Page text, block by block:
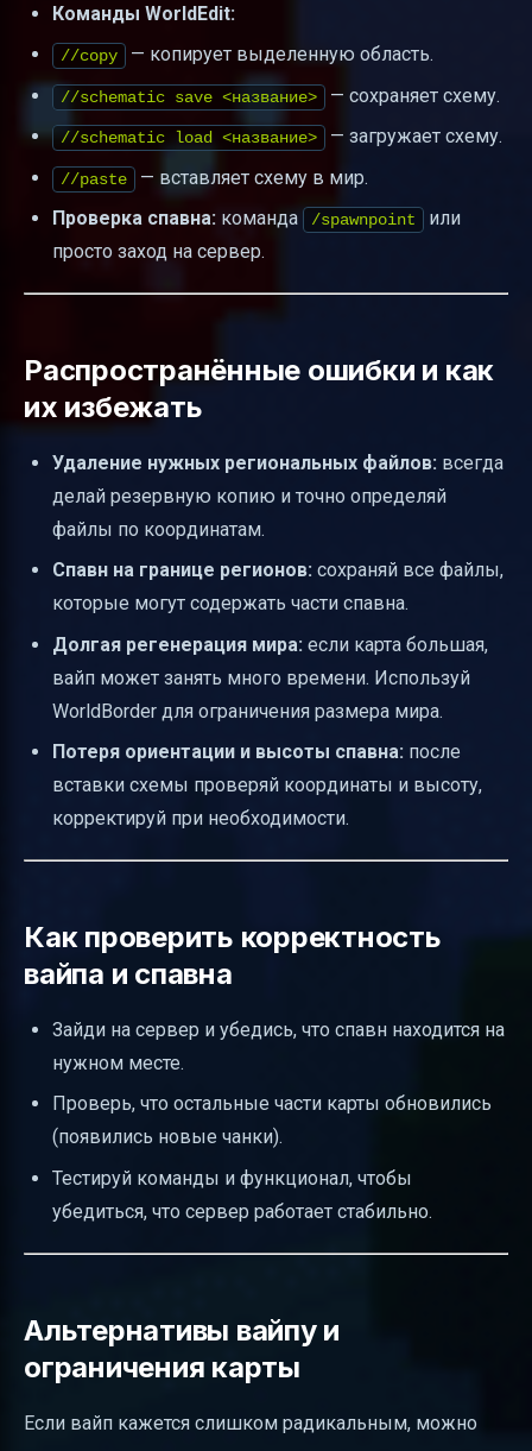
Команды WorldEdit:
//copy — копирует выделенную область.
//schematic save <название> — сохраняет схему.
//schematic load <название> — загружает схему.
//paste
— вставляет схему в мир.
Проверка спавна: команда /spawnpoint
или
просто заход на сервер.
Распространённые ошибки и как
их избежать
Удаление нужных региональных файлов: всегда
делай резервную копию и точно определяй
файлы по координатам.
Спавн на границе регионов: сохраняй все файлы,
которые могут содержать части спавна.
Долгая регенерация мира: если карта большая,
вайп может занять много времени. Используй
WorldBorder для ограничения размера мира.
Потеря ориентации и высоты спавна: после
вставки схемы проверяй координаты и высоту,
корректируй при необходимости.
Как проверить корректность
вайпа и спавна
Зайди на сервер и убедись, что спавн находится на
нужном месте.
Проверь, что остальные части карты обновились
(появились новые чанки).
Тестируй команды и функционал, чтобы
убедиться, что сервер работает стабильно.
Альтернативы вайпу и
ограничения карты
Если вайп кажется слишком радикальным, можно